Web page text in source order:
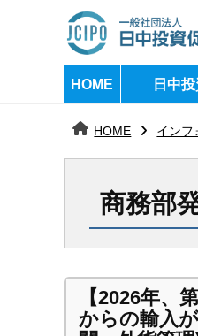
日
中
j
HOME 日中
HOME インフ
商務部
【2026年、
からの輸入